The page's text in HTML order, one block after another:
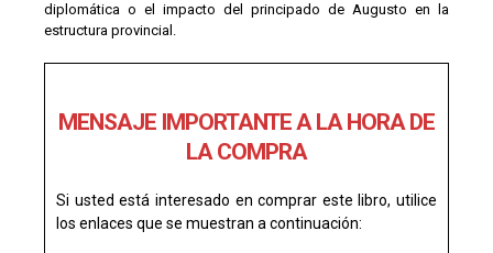
diplomática o el impacto del principado de Augusto en la
estructura provincial.
MENSAJE IMPORTANTE A LA HORA DE
LA COMPRA
Si usted está interesado en comprar este libro, utilice
los enlaces que se muestran a continuación: